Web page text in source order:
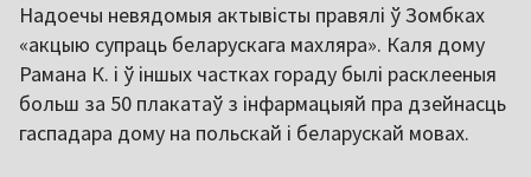
Надоечы невядомыя актывісты правялі ў Зомбках
«акцыю супраць беларускага махляра». Каля дому
Рамана К. і ў іншых частках гораду былі расклееныя
больш за 50 плакатаў з інфармацыяй пра дзейнасць
гаспадара дому на польскай і беларускай мовах.